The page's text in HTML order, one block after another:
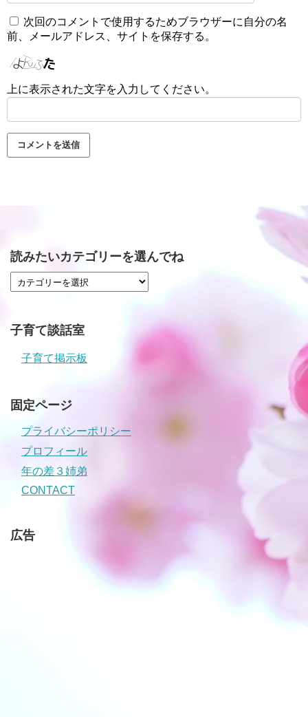
次回のコメントで使用するためブラウザーに自分の名
前、メールアドレス、サイトを保存する。
上に表示された文字を入力してください。
読みたいカテゴリーを選んでね
子育て談話室
子育て掲示板
固定ページ
プライバシーポリシー
プロフィール
年の差３姉弟
CONTACT
広告